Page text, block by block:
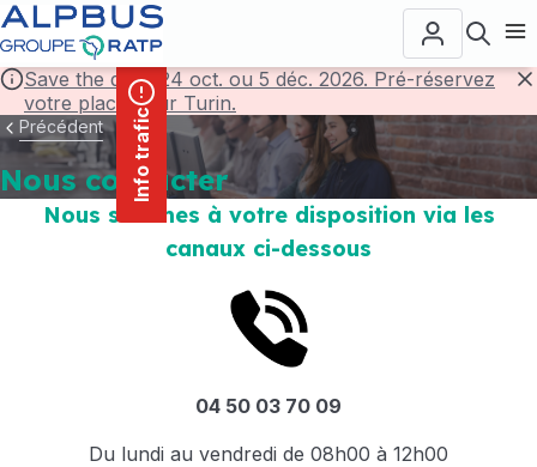
principal
Save the date! 24 oct. ou 5 déc. 2026. Pré-réservez
votre place pour Turin.
Info trafic
Précédent
Nous contacter
Nous sommes à votre disposition via les
canaux ci-dessous
04 50 03 70 09
Du lundi au vendredi de 08h00 à 12h00
Panneau de gestion des cookies